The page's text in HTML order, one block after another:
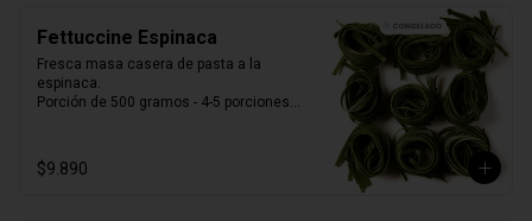
Fettuccine Espinaca
Fresca masa casera de pasta a la
espinaca.
Porción de 500 gramos - 4-5 porciones.
$9.890